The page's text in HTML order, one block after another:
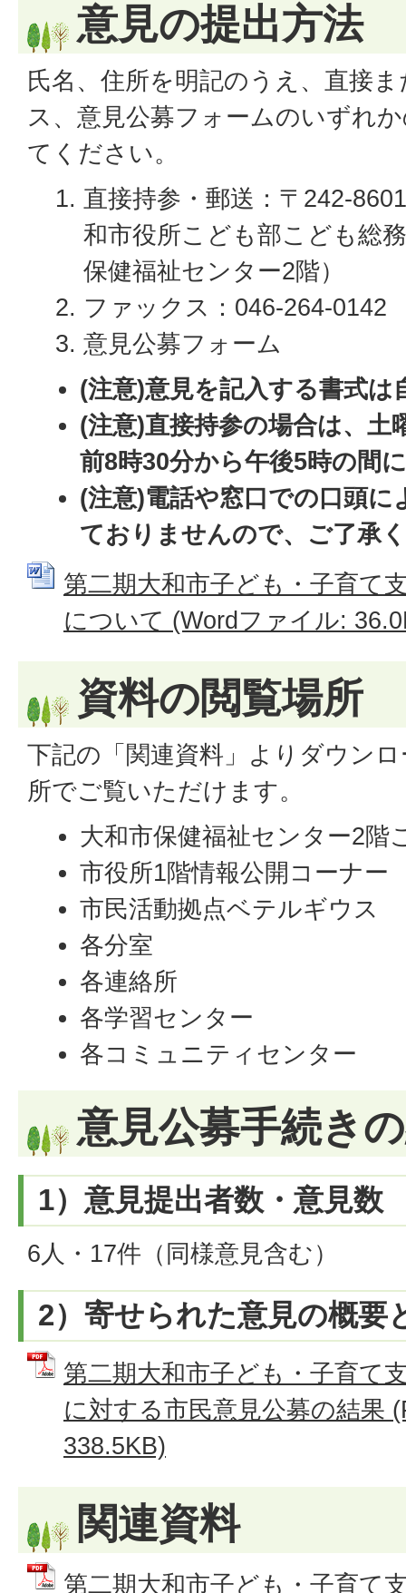
意見の提出方法
氏名、住所を明記のうえ、直接
ス、意見公募フォームのいずれ
てください。
直接持参・郵送：〒242-
和市役所こども部こども総
保健福祉センター2階）
ファックス：046-264-0142
意見公募フォーム
(注意)意見を記入する書式は
(注意)直接持参の場合は、土
前8時30分から午後5時の間
(注意)電話や窓口での口頭
ておりませんので、ご了承
第二期大和市子ども・子育て
について (Wordファイル:
資料の閲覧場所
下記の「関連資料」よりダウン
所でご覧いただけます。
大和市保健福祉センター2階
市役所1階情報公開コーナー
市民活動拠点ベテルギウス
各分室
各連絡所
各学習センター
各コミュニティセンター
意見公募手続き
1）意見提出者数・意見数
6人・17件（同様意見含む）
2）寄せられた意見の概要
第二期大和市子ども・子育て
に対する市民意見公募の結果
338.5KB)
関連資料
第二期大和市子ども・子育て